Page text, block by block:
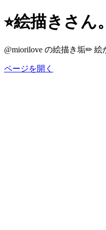
⭐︎絵描きさん
@miorilove の絵描き垢✏︎
ページを開く